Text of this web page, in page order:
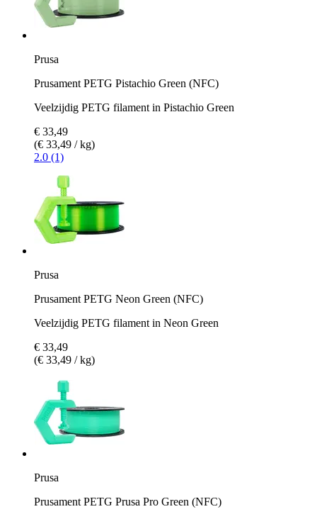
Prusa
Prusament PETG Pistachio Green (NFC)
Veelzijdig PETG filament in Pistachio Green
€ 33,49
(€ 33,49 / kg)
2.0 (1)
Prusa
Prusament PETG Neon Green (NFC)
Veelzijdig PETG filament in Neon Green
€ 33,49
(€ 33,49 / kg)
Prusa
Prusament PETG Prusa Pro Green (NFC)